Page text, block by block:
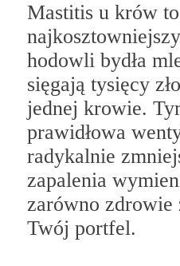
Mastitis u krów
hodowli bydła
sięgają tysięcy
jednej krowie.
prawidłowa
radykalnie
zapalenia
zarówno
Twój portfel.